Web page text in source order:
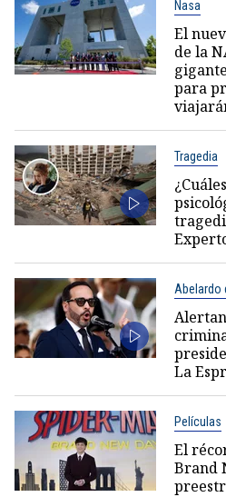
Nasa
El
de la
para
Tragedia
Abelardo
La
Películas
El
Brand